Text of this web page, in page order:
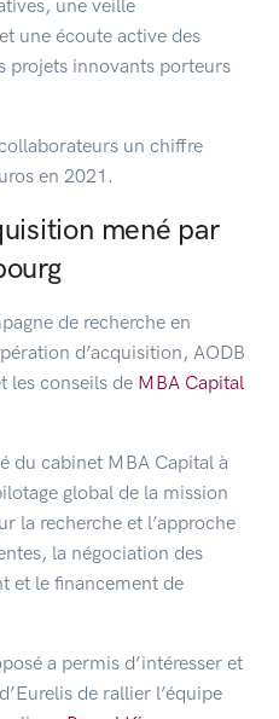
une veille
une écoute active des
projets innovants porteurs
un chiffre
en 2021.
mené par
de recherche en
d’acquisition, AODB
les conseils de MBA Capital
du cabinet MBA Capital à
global de la mission
la recherche et l’approche
la négociation des
et le financement de
a permis d’intéresser et
de rallier l’équipe